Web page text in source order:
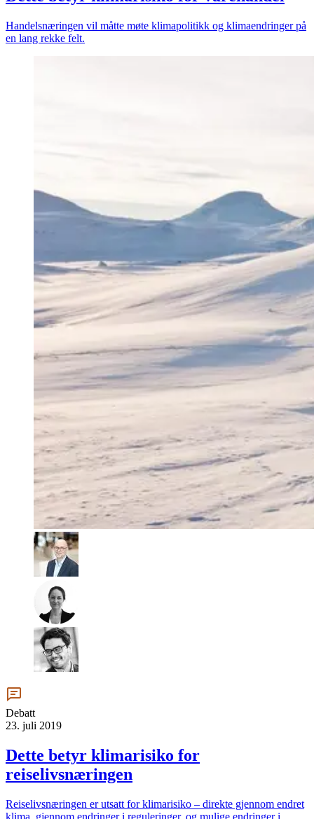
Handelsnæringen vil måtte møte klimapolitikk og klimaendringer på
en lang rekke felt.
Debatt
23. juli 2019
Dette betyr klimarisiko for
reiselivsnæringen
Reiselivsnæringen er utsatt for klimarisiko – direkte gjennom endret
klima, gjennom endringer i reguleringer, og mulige endringer i